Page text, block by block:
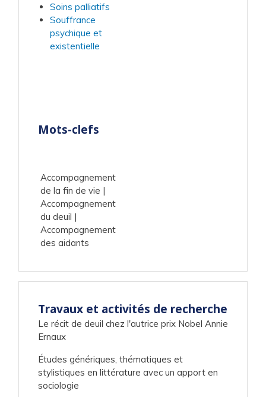
Soins palliatifs
Souffrance
psychique et
existentielle
Mots-clefs
Accompagnement
de la fin de vie
Accompagnement
du deuil
Accompagnement
des aidants
Travaux et activités de recherche
Le récit de deuil chez l'autrice prix Nobel Annie
Ernaux
Études génériques, thématiques et
stylistiques en littérature avec un apport en
sociologie